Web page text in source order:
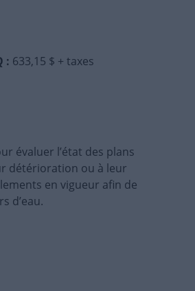
: 633,15 $ + taxes
évaluer l’état des plans
détérioration ou à leur
en vigueur afin de
d’eau.